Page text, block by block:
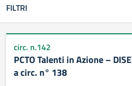
FILTRI
circ. n.142
PCTO Talenti in Azione –
a circ. n° 138